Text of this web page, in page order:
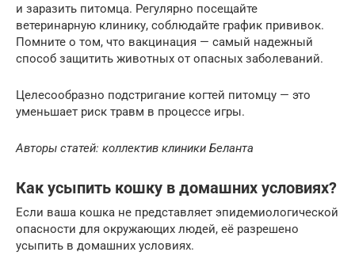
и заразить питомца. Регулярно посещайте
ветеринарную клинику, соблюдайте график прививок.
Помните о том, что вакцинация — самый надежный
способ защитить животных от опасных заболеваний.
Целесообразно подстригание когтей питомцу — это
уменьшает риск травм в процессе игры.
Авторы статей: коллектив клиники Беланта
Как усыпить кошку в домашних условиях?
Если ваша кошка не представляет эпидемиологической
опасности для окружающих людей, её разрешено
усыпить в домашних условиях.